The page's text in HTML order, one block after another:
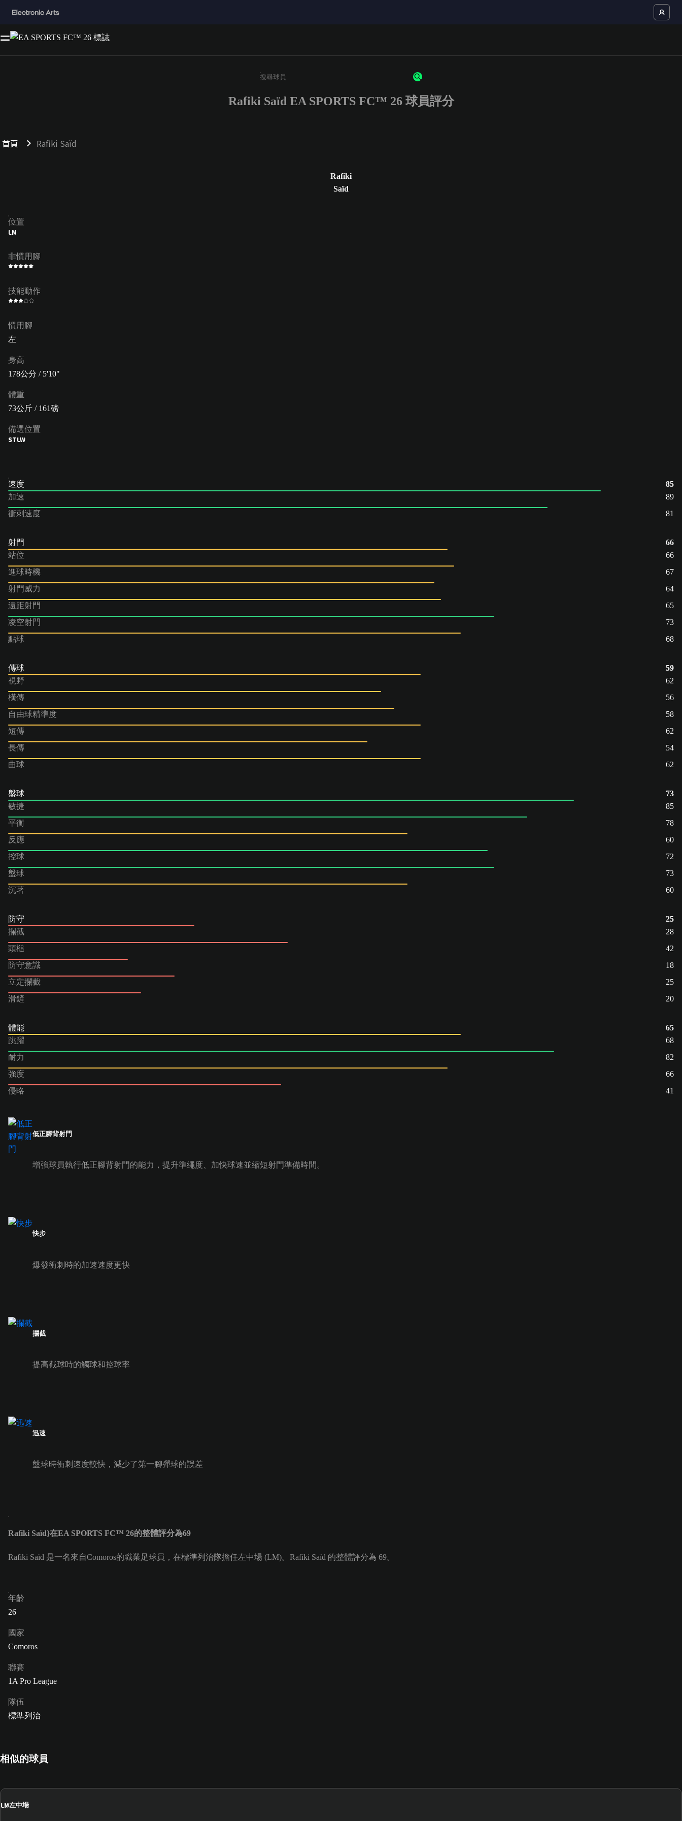
請輸入至少 3 個字元或數字
Rafiki Saïd EA SPORTS FC™ 26 球員評分
首頁 Rafiki Saïd
Rafiki
Saïd
位置
LM
非慣用腳
技能動作
慣用腳
左
身高
178公分 / 5'10"
體重
73公斤 / 161磅
備選位置
STLW
速度
85
加速
89
衝刺速度
81
射門
66
站位
66
進球時機
67
射門威力
64
遠距射門
65
凌空射門
73
點球
68
傳球
59
視野
62
橫傳
56
自由球精準度
58
短傳
62
長傳
54
曲球
62
盤球
73
敏捷
85
平衡
78
反應
60
控球
72
盤球
73
沉著
60
防守
25
攔截
28
頭槌
42
防守意識
18
立定攔截
25
滑鏟
20
體能
65
跳躍
68
耐力
82
強度
66
侵略
41
低正腳背射門
增強球員執行低正腳背射門的能力，提升準繩度、加快球速並縮短射門準備時間。
快步
爆發衝刺時的加速速度更快
攔截
提高截球時的觸球和控球率
迅速
盤球時衝刺速度較快，減少了第一腳彈球的誤差
Rafiki Saïd}在EA SPORTS FC™ 26的整體評分為69
Rafiki Saïd 是一名來自Comoros的職業足球員，在標準列治隊擔任左中場 (LM)。Rafiki Saïd 的整體評分為 69。
年齡
26
國家
Comoros
聯賽
1A Pro League
隊伍
標準列治
相似的球員
LM左中場